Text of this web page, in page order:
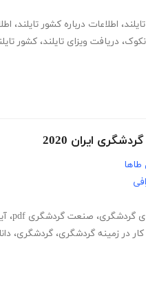
، اطلاعات درباره کشور تایلند،
، دریافت ویزای تایلند، کشور
ایران 2020
گردشگری، صنعت گردشگری pdf ،
کار در زمینه گردشگری، گردشگری،